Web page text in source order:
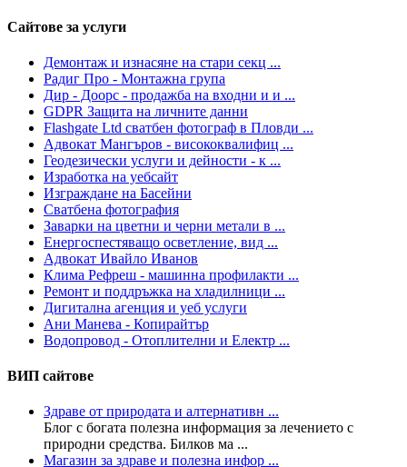
Сайтове за услуги
Демонтаж и изнасяне на стари секц ...
Радиг Про - Монтажна група
Дир - Доорс - продажба на входни и и ...
GDPR Защита на личните данни
Flashgate Ltd сватбен фотограф в Пловди ...
Адвокат Мангъров - висококвалифиц ...
Геодезически услуги и дейности - к ...
Изработка на уебсайт
Изграждане на Басейни
Сватбена фотография
Заварки на цветни и черни метали в ...
Енергоспестяващо осветление, вид ...
Адвокат Ивайло Иванов
Клима Рефреш - машинна профилакти ...
Ремонт и поддръжка на хладилници ...
Дигитална агенция и уеб услуги
Ани Манева - Копирайтър
Водопровод - Отоплителни и Електр ...
ВИП сайтове
Здраве от природата и алтернативн ...
Блог с богата полезна информация за лечението с
природни средства. Билков ма ...
Магазин за здраве и полезна инфор ...